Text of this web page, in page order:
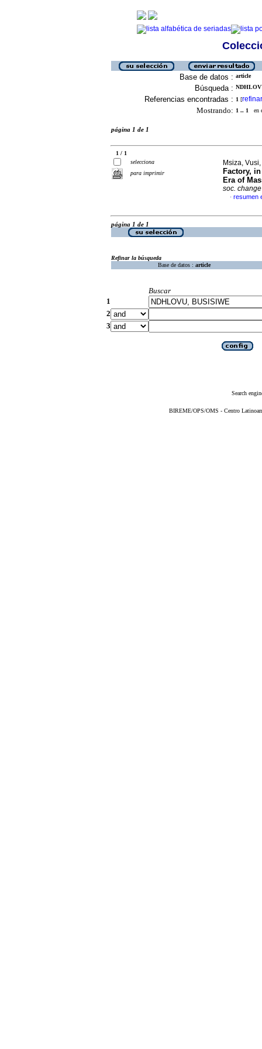
Base de datos : article
Búsqueda :
Referencias encontradas : 1 [refinar
Mostrando: 1 .. 1 en
página 1 de 1
1 / 1
selecciona
para imprimir
Msiza,
Factory,
Era of
soc. change
· resumen
página 1 de 1
Refinar la búsqueda
Base de datos : article
Buscar
1
2
3
Search
BIREME/OPS/OMS - Centro